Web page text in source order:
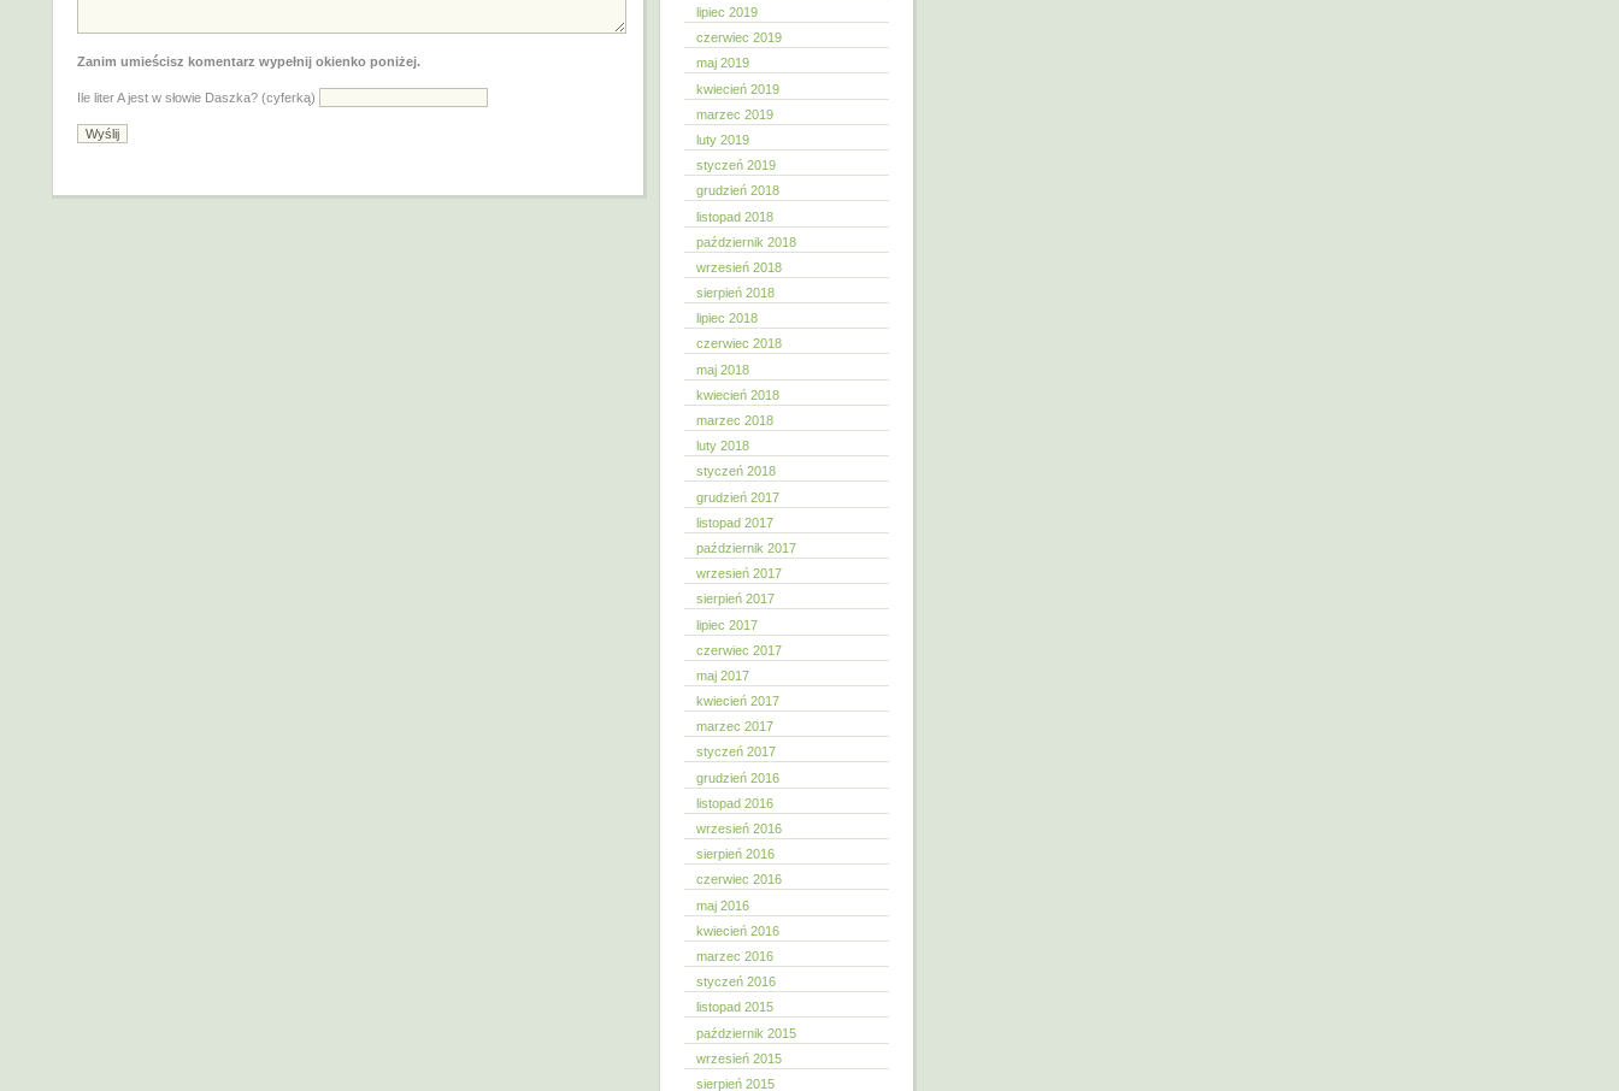
Zanim umieścisz komentarz wypełnij okienko poniżej.
Ile liter A jest w słowie Daszka? (cyferką)
lipiec 2019
czerwiec 2019
maj 2019
kwiecień 2019
marzec 2019
luty 2019
styczeń 2019
grudzień 2018
listopad 2018
październik 2018
wrzesień 2018
sierpień 2018
lipiec 2018
czerwiec 2018
maj 2018
kwiecień 2018
marzec 2018
luty 2018
styczeń 2018
grudzień 2017
listopad 2017
październik 2017
wrzesień 2017
sierpień 2017
lipiec 2017
czerwiec 2017
maj 2017
kwiecień 2017
marzec 2017
styczeń 2017
grudzień 2016
listopad 2016
wrzesień 2016
sierpień 2016
czerwiec 2016
maj 2016
kwiecień 2016
marzec 2016
styczeń 2016
listopad 2015
październik 2015
wrzesień 2015
sierpień 2015